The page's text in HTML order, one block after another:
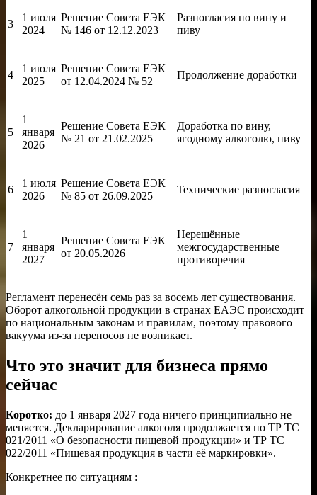
3
1 июля
2024
Решение Совета ЕЭК
№ 146 от 12.12.2023
Разногласия по вину и
пиву
4
1 июля
2025
Решение Совета ЕЭК
от 12.04.2024 № 52
Продолжение доработки
5
1
января
2026
Решение Совета ЕЭК
№ 21 от 21.02.2025
Доработка по вину,
ягодному алкоголю, пиву
6
1 июля
2026
Решение Совета ЕЭК
№ 85 от 26.09.2025
Технические разногласия
7
1
января
2027
Решение Совета ЕЭК
от 20.05.2026
Нерешённые
межгосударственные
противоречия
Регламент перенесён семь раз за восемь лет существования.
Оборот алкогольной продукции в странах ЕАЭС происходит
по национальным законам и правилам, поэтому правового
вакуума из-за переносов не возникает.
Что это значит для бизнеса прямо
сейчас
Коротко: до 1 января 2027 года ничего принципиально не
меняется. Декларирование алкоголя продолжается по ТР ТС
021/2011 «О безопасности пищевой продукции» и ТР ТС
022/2011 «Пищевая продукция в части её маркировки».
Конкретнее по ситуациям :